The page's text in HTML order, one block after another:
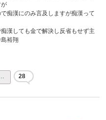
痴漢にのみ言及しますが痴漢って
漢しても金で解決し反省もせず主
裕翔
28